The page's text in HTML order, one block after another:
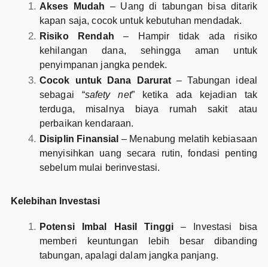
Akses Mudah – Uang di tabungan bisa ditarik
kapan saja, cocok untuk kebutuhan mendadak.
Risiko Rendah – Hampir tidak ada risiko
kehilangan dana, sehingga aman untuk
penyimpanan jangka pendek.
Cocok untuk Dana Darurat – Tabungan ideal
sebagai “safety net” ketika ada kejadian tak
terduga, misalnya biaya rumah sakit atau
perbaikan kendaraan.
Disiplin Finansial – Menabung melatih kebiasaan
menyisihkan uang secara rutin, fondasi penting
sebelum mulai berinvestasi.
Kelebihan Investasi
Potensi Imbal Hasil Tinggi – Investasi bisa
memberi keuntungan lebih besar dibanding
tabungan, apalagi dalam jangka panjang.